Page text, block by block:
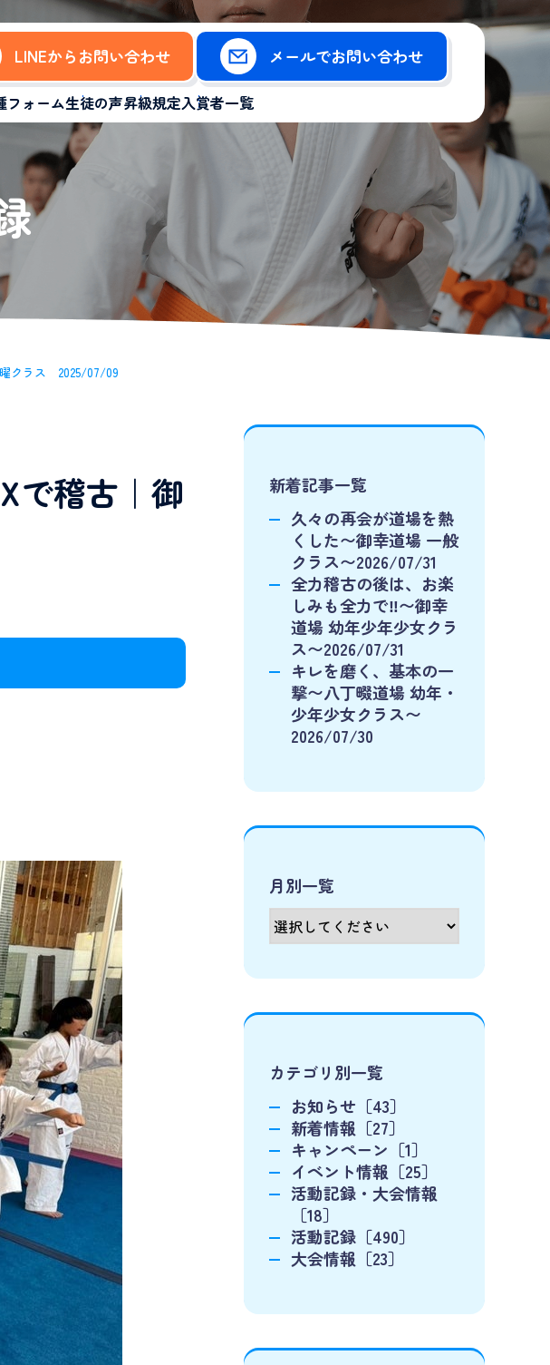
フォーム生徒の声昇級規定入賞者一覧
LINEからお問い合わせ メールでお問い合わせ
曜クラス 2025/07/09
で稽古｜御
新着記事一覧
久々の再会が道場を熱
くした〜御幸道場 一般
クラス〜2026/07/31
全力稽古の後は、お楽
しみも全力で‼️〜御幸
道場 幼年少年少女クラ
ス〜2026/07/31
キレを磨く、基本の一
撃〜八丁畷道場 幼年・
少年少女クラス〜
2026/07/30
月別一覧
カテゴリ別一覧
お知らせ［43］
新着情報［27］
キャンペーン［1］
イベント情報［25］
活動記録・大会情報
［18］
活動記録［490］
大会情報［23］